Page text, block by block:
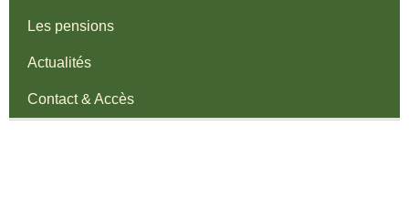
Les pensions
Actualités
Contact & Accès